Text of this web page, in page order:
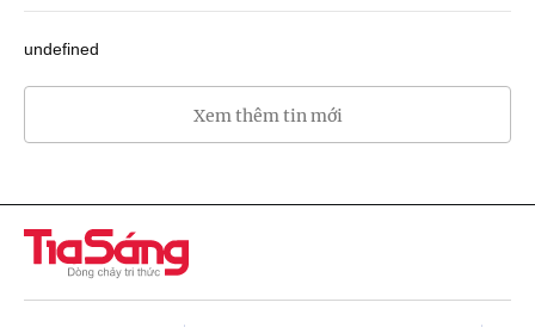
undefined
Xem thêm tin mới